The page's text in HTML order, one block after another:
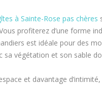
à Sainte-Rose pas chères
profiterez d’une forme
est idéale pour des
sa végétation et son sable
et davantage d’intimité,